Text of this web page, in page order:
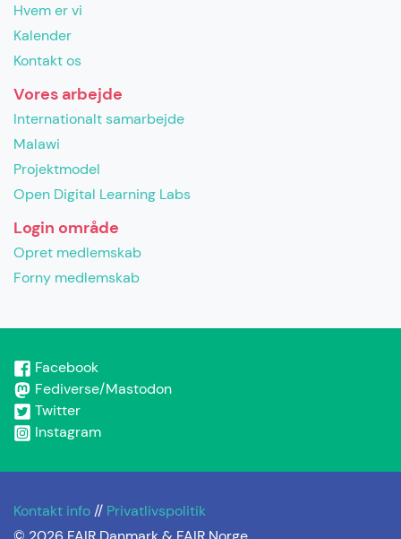
Hvem er vi
Kalender
Kontakt os
Vores arbejde
Internationalt samarbejde
Malawi
Projektmodel
Open Digital Learning Labs
Login område
Opret medlemskab
Forny medlemskab
Facebook
Fediverse/Mastodon
Twitter
Instagram
Kontakt info // Privatlivspolitik